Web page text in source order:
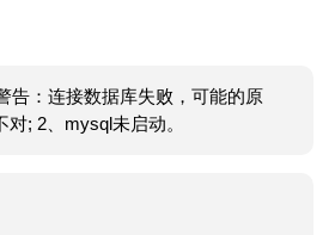
告：连接数据库失败，可能的原
; 2、mysql未启动。